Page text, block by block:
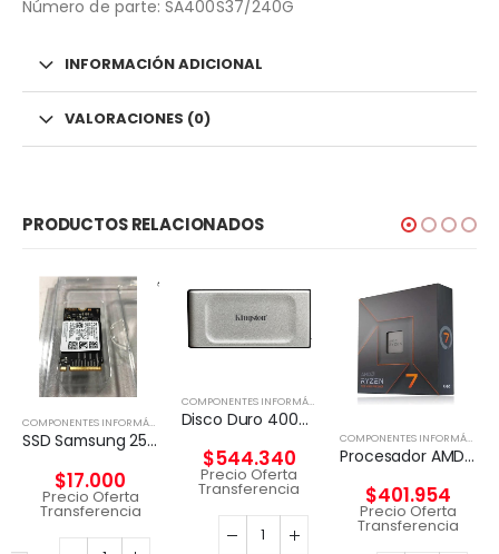
Número de parte:SA400S37/240G
INFORMACIÓN ADICIONAL
VALORACIONES (0)
PRODUCTOS RELACIONADOS
,DISCO EXTERNO
COMPONENTES INFORMÁTICOS ,DISCO EXTERNO
SSD Samsung 256 GB / Unidad de estado sólido
$17.000
Precio Oferta
Transferencia
COMPONENTES INFORMÁTICOS DISCO EXTERNO
Disco Duro 4000G PORTABLE SSD XS2000
$544.340
Precio Oferta
Transferencia
Procesador AMD Ryzen 7 7700 Wraith Prism 65W
$401.954
Precio Oferta
Transferencia